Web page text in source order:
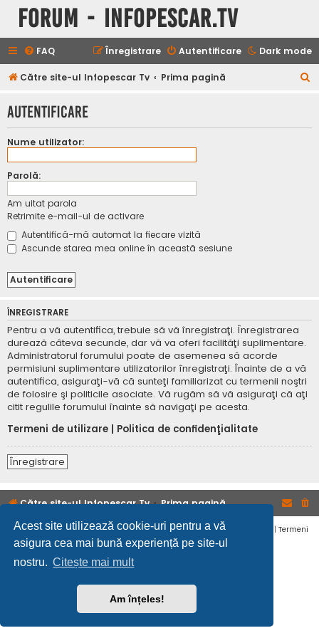
Acest site utilizează cookie-uri pentru a vă
asigura cea mai bună experiență pe site-ul
nostru. Citește mai mult
Am înțeles!
Forum - InfoPescar.Tv
Dark mode
FAQ Autentificare
Înregistrare
Către site-ul Infopescar Tv Prima pagină
t
Autentificare
Nume utilizator:
Parolă:
Am uitat parola
Retrimite e-mail-ul de activare
Autentifică-mă automat la fiecare vizită
Ascunde starea mea online în această sesiune
ÎNREGISTRARE
Pentru a vă autentifica, trebuie să vă înregistraţi. Înregistrarea
durează câteva secunde, dar vă va oferi facilităţi suplimentare.
Administratorul forumului poate de asemenea să acorde
permisiuni suplimentare utilizatorilor înregistraţi. Înainte de a vă
autentifica, asiguraţi-vă că sunteţi familiarizat cu termenii noştri
de folosire şi politicile asociate. Vă rugăm să vă asiguraţi că aţi
citit regulile forumului înainte să navigaţi pe acesta.
Termeni de utilizare
Politica de confidenţialitate
Înregistrare
Către site-ul Infopescar Tv Prima pagină
Confidențialitate | Termeni